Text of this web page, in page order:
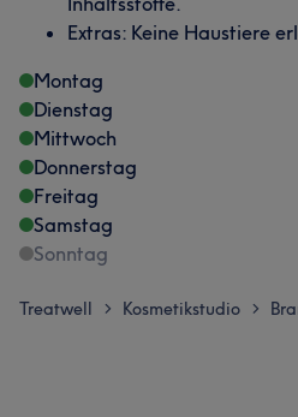
Extras: Keine Haustiere
Montag
Dienstag
Mittwoch
Donnerstag
Freitag
Samstag
Sonntag
Treatwell > Kosmetikstudio >